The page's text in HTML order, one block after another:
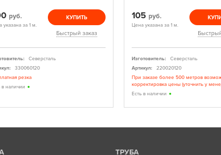
руб.
указана за 1 м.
КУПИТЬ
Быстрый заказ
Северсталь
330060120
резка
в наличии
105 руб.
Цена указана за 1 м.
Изготовитель:
Северсталь
Артикул:
220020120
При заказе более 500 метров
корректировка цены (уточнить у
Есть в наличии
ТРУБА